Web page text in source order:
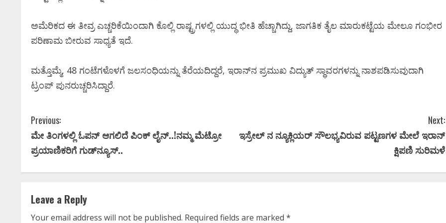
ಅಮೆರಿಕದ ಈ ತೀವ್ರ ಎಚ್ಚರಿಕೆಯಿಂದಾಗಿ ಕೊಲ್ಲಿ ರಾಷ್ಟ್ರಗಳಲ್ಲಿ ಯುದ್ಧ ಭೀತಿ ಹೆಚ್ಚಾಗಿದ್ದು, ಜಾಗತಿಕ ತೈಲ ಮಾರುಕಟ್ಟೆಯ ಮೇಲೂ ಗಂಭೀರ
ಪರಿಣಾಮ ಬೀರುವ ಸಾಧ್ಯತೆ ಇದೆ.
ಮತ್ತೊಮ್ಮೆ, 48 ಗಂಟೆಗಳೊಳಗೆ ಜಲಸಂಧಿಯನ್ನು ತೆರೆಯದಿದ್ದರೆ, ಇರಾನ್‌ನ ಪ್ರಮುಖ ವಿದ್ಯುತ್ ಸ್ಥಾವರಗಳನ್ನು ನಾಶಪಡಿಸುವುದಾಗಿ
ಟ್ರಂಪ್ ಪುನರುಚ್ಚರಿಸಿದ್ದಾರೆ.
C
o
n
i
Previous:
ಮೇ ತಿಂಗಳಲ್ಲಿ ಓಪನ್ ಆಗಲಿದೆ ಪಿಂಕ್ ಲೈನ್..!ನಮ್ಮ ಮೆಟ್ರೋ
ಪ್ರಯಾಣಿಕರಿಗೆ ಗುಡ್‌ನ್ಯೂಸ್‌..
Next:
ಇಸ್ರೇಲ್ ನ ನ್ಯೂಕ್ಲಿಯರ್ ಸೌಲಭ್ಯವಿರುವ ಪಟ್ಟಣಗಳ ಮೇಲೆ ಇರಾನ್
ಕ್ಷಿಪಣಿ ಸುರಿಮಳೆ
Leave a Reply
Your email address will not be published. Required fields are marked *